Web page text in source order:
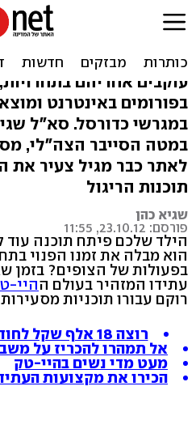
8200: "לא
עם משקפיים"
עוקבים אחריהם
בפורומים באינטרנט
במגרשי כדורסל. סא"ל
במטה הסייבר הצה"לי,
לאתר כבר מגיל צעיר את
תוכנות הריגול
שגיא כהן
פורסם: 23.10.12, 11:55
הילד שלכם פיתח תוכנה עוד
הוא מבלה את זמנו הפנוי
בפעולות של הצופים? בזמן
עתידו המזהיר בעולם ההיי-
רוקם עבורו תוכניות
רוצה 18 אלף שקל לחודש - ושווה הרבה יותר
אל תמהרו להכריז על
מעט מדי נשים בהיי-טק
הכירו את מקצועות